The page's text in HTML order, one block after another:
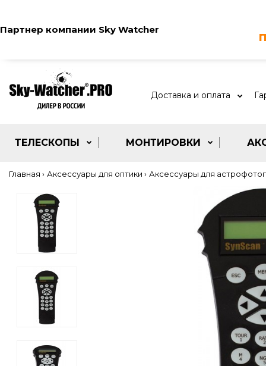
Партнер компании Sky Watcher
Доставка и оплата
ТЕЛЕСКОПЫ МОНТИРОВКИ
Главная Аксессуары для оптики Аксессуары для